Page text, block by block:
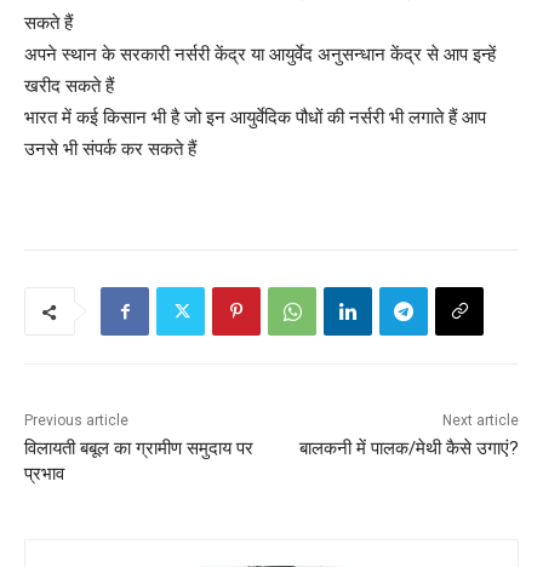
सकते हैं
अपने स्थान के सरकारी नर्सरी केंद्र या आयुर्वेद अनुसन्धान केंद्र से आप इन्हें
खरीद सकते हैं
भारत में कई किसान भी है जो इन आयुर्वेदिक पौधों की नर्सरी भी लगाते हैं आप
उनसे भी संपर्क कर सकते हैं
Previous article
विलायती बबूल का ग्रामीण समुदाय पर
प्रभाव
Next article
बालकनी में पालक/मेथी कैसे उगाएं?